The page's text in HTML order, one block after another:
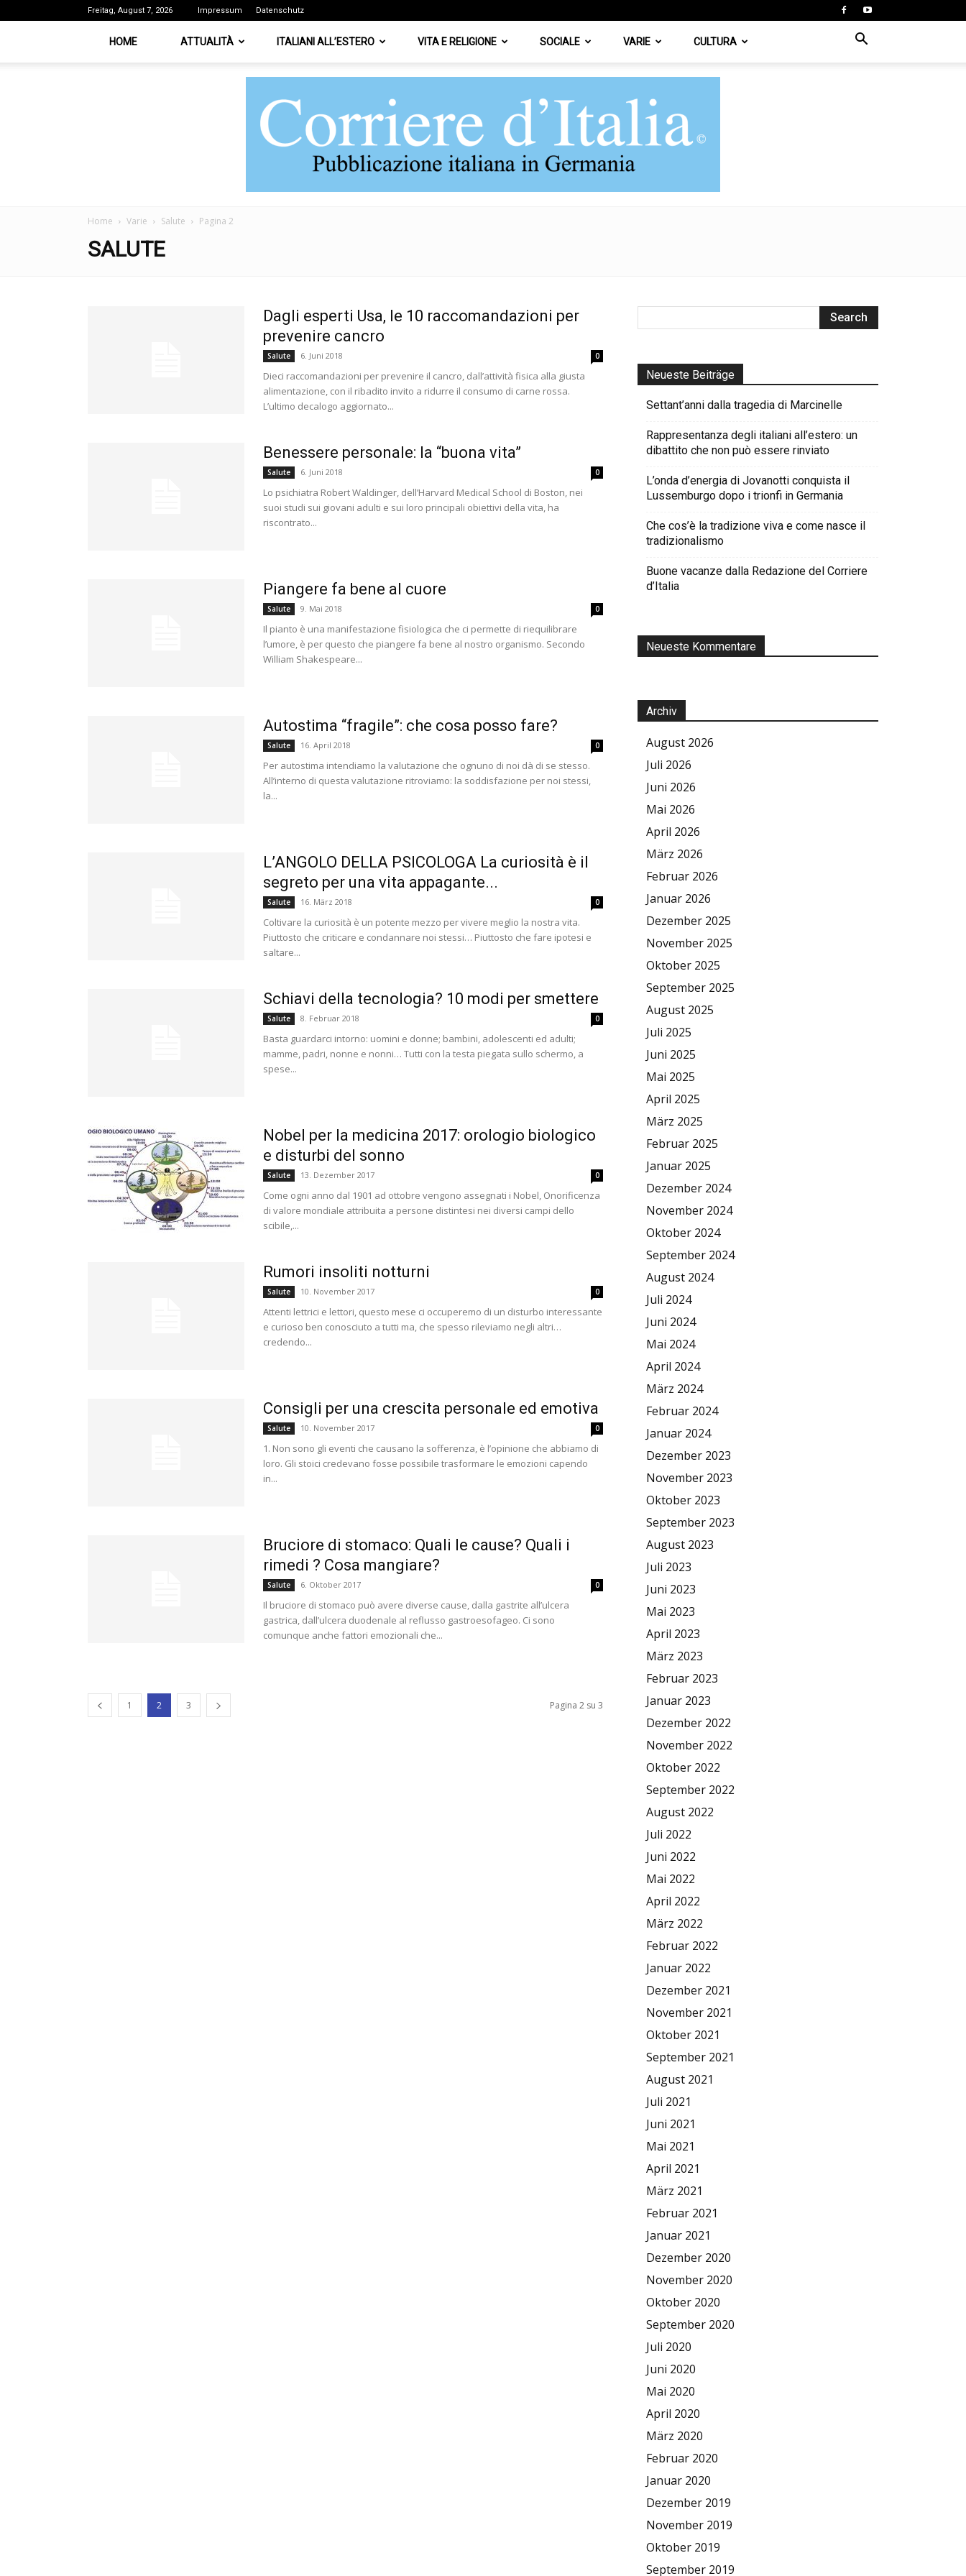
Freitag, August 7, 2026 Impressum Datenschutz
HOME ATTUALITÀ ITALIANI ALL’ESTERO VITA E RELIGIONE SOCIALE VARIE CULTURA
Home Varie Salute Pagina 2
SALUTE
Dagli esperti Usa, le 10 raccomandazioni per
prevenire cancro
Salute 6. Juni 2018 0
Dieci raccomandazioni per prevenire il cancro, dall’attività fisica alla giusta
alimentazione, con il ribadito invito a ridurre il consumo di carne rossa.
L’ultimo decalogo aggiornato...
Benessere personale: la “buona vita”
Salute 6. Juni 2018 0
Lo psichiatra Robert Waldinger, dell’Harvard Medical School di Boston, nei
suoi studi sui giovani adulti e sui loro principali obiettivi della vita, ha
riscontrato...
Piangere fa bene al cuore
Salute 9. Mai 2018 0
Il pianto è una manifestazione fisiologica che ci permette di riequilibrare
l’umore, è per questo che piangere fa bene al nostro organismo. Secondo
William Shakespeare...
Autostima “fragile”: che cosa posso fare?
Salute 16. April 2018 0
Per autostima intendiamo la valutazione che ognuno di noi dà di se stesso.
All’interno di questa valutazione ritroviamo: la soddisfazione per noi stessi,
la...
L’ANGOLO DELLA PSICOLOGA La curiosità è il
segreto per una vita appagante...
Salute 16. März 2018 0
Coltivare la curiosità è un potente mezzo per vivere meglio la nostra vita.
Piuttosto che criticare e condannare noi stessi… Piuttosto che fare ipotesi e
saltare...
Schiavi della tecnologia? 10 modi per smettere
Salute 8. Februar 2018 0
Basta guardarci intorno: uomini e donne; bambini, adolescenti ed adulti;
mamme, padri, nonne e nonni… Tutti con la testa piegata sullo schermo, a
spese...
Nobel per la medicina 2017: orologio biologico
e disturbi del sonno
Salute 13. Dezember 2017 0
Come ogni anno dal 1901 ad ottobre vengono assegnati i Nobel, Onorificenza
di valore mondiale attribuita a persone distintesi nei diversi campi dello
scibile,...
Rumori insoliti notturni
Salute 10. November 2017 0
Attenti lettrici e lettori, questo mese ci occuperemo di un disturbo interessante
e curioso ben conosciuto a tutti ma, che spesso rileviamo negli altri…
credendo...
Consigli per una crescita personale ed emotiva
Salute 10. November 2017 0
1. Non sono gli eventi che causano la sofferenza, è l’opinione che abbiamo di
loro. Gli stoici credevano fosse possibile trasformare le emozioni capendo
in...
Bruciore di stomaco: Quali le cause? Quali i
rimedi ? Cosa mangiare?
Salute 6. Oktober 2017 0
Il bruciore di stomaco può avere diverse cause, dalla gastrite all’ulcera
gastrica, dall’ulcera duodenale al reflusso gastroesofageo. Ci sono
comunque anche fattori emozionali che...
1 2 3 Pagina 2 su 3
Neueste Beiträge
Settant’anni dalla tragedia di Marcinelle
Rappresentanza degli italiani all’estero: un
dibattito che non può essere rinviato
L’onda d’energia di Jovanotti conquista il
Lussemburgo dopo i trionfi in Germania
Che cos’è la tradizione viva e come nasce il
tradizionalismo
Buone vacanze dalla Redazione del Corriere
d’Italia
Neueste Kommentare
Archiv
August 2026
Juli 2026
Juni 2026
Mai 2026
April 2026
März 2026
Februar 2026
Januar 2026
Dezember 2025
November 2025
Oktober 2025
September 2025
August 2025
Juli 2025
Juni 2025
Mai 2025
April 2025
März 2025
Februar 2025
Januar 2025
Dezember 2024
November 2024
Oktober 2024
September 2024
August 2024
Juli 2024
Juni 2024
Mai 2024
April 2024
März 2024
Februar 2024
Januar 2024
Dezember 2023
November 2023
Oktober 2023
September 2023
August 2023
Juli 2023
Juni 2023
Mai 2023
April 2023
März 2023
Februar 2023
Januar 2023
Dezember 2022
November 2022
Oktober 2022
September 2022
August 2022
Juli 2022
Juni 2022
Mai 2022
April 2022
März 2022
Februar 2022
Januar 2022
Dezember 2021
November 2021
Oktober 2021
September 2021
August 2021
Juli 2021
Juni 2021
Mai 2021
April 2021
März 2021
Februar 2021
Januar 2021
Dezember 2020
November 2020
Oktober 2020
September 2020
Juli 2020
Juni 2020
Mai 2020
April 2020
März 2020
Februar 2020
Januar 2020
Dezember 2019
November 2019
Oktober 2019
September 2019